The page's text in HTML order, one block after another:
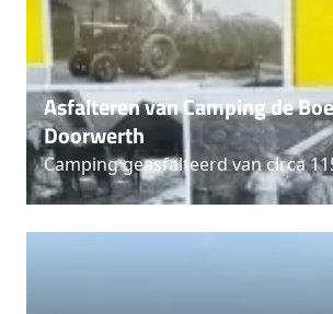
Asfalteren van Camping de
Doorwerth
Camping geasfalteerd van circa